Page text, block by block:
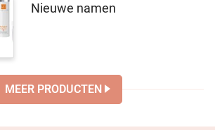
Nieuwe namen
MEER PRODUCTEN